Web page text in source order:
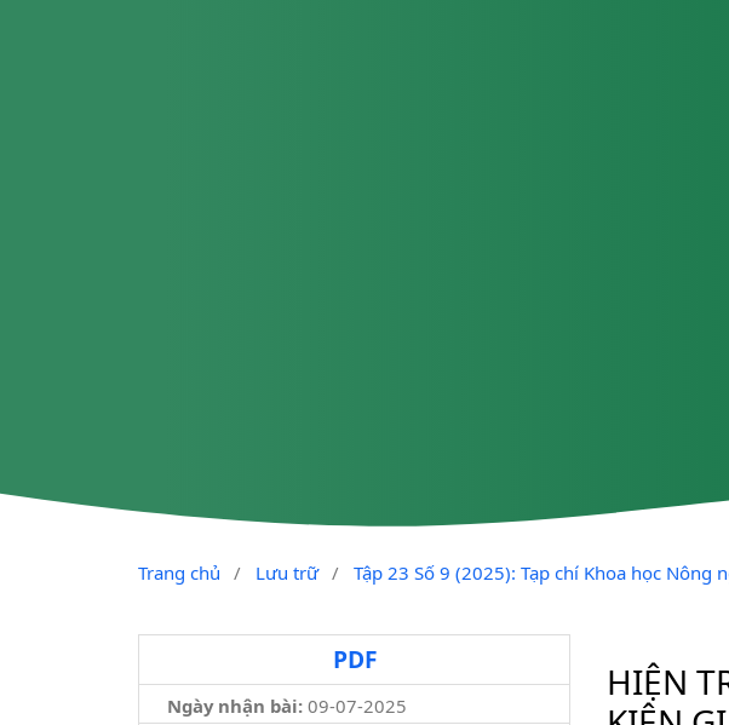
Trang chủ / Lưu trữ / Tập 23 Số 9 (2025): Tạp chí Khoa học Nông
PDF
Ngày nhận bài: 09-07-2025
HIỆN